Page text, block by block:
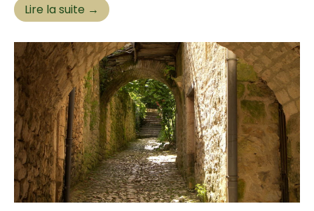
Lire la suite →